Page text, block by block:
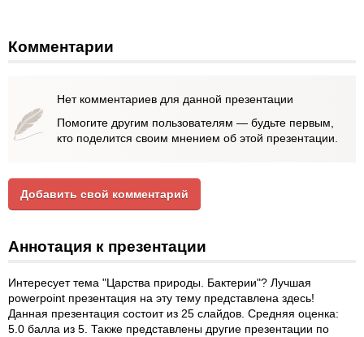
Комментарии
Нет комментариев для данной презентации
Помогите другим пользователям — будьте первым,
кто поделится своим мнением об этой презентации.
Добавить свой комментарий
Аннотация к презентации
Интересует тема "Царства природы. Бактерии"? Лучшая
powerpoint презентация на эту тему представлена здесь!
Данная презентация состоит из 25 слайдов. Средняя оценка:
5.0 балла из 5. Также представлены другие презентации по